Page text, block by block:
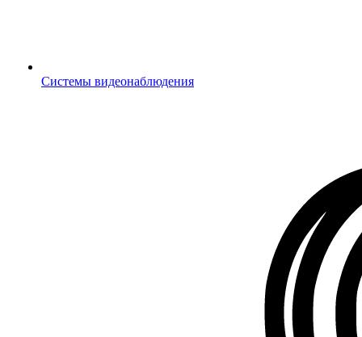
Системы видеонаблюдения